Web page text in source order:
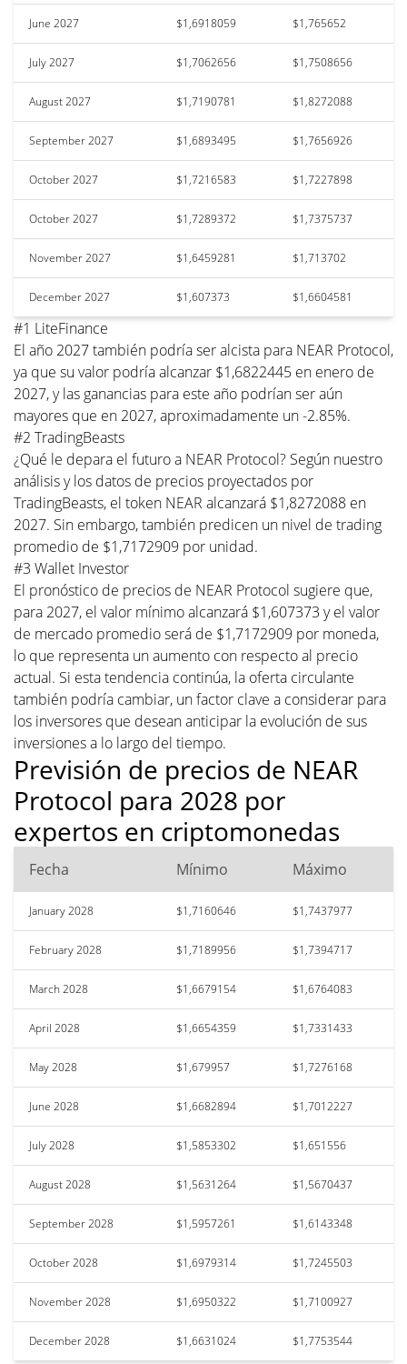
June 2027 $1,6918059 $1,765652
July 2027 $1,7062656 $1,7508656
August 2027 $1,7190781 $1,8272088
September 2027 $1,6893495 $1,7656926
October 2027 $1,7216583 $1,7227898
October 2027 $1,7289372 $1,7375737
November 2027 $1,6459281 $1,713702
December 2027 $1,607373 $1,6604581
#1 LiteFinance
El año 2027 también podría ser alcista para NEAR Protocol,
ya que su valor podría alcanzar $1,6822445 en enero de
2027, y las ganancias para este año podrían ser aún
mayores que en 2027, aproximadamente un -2.85%.
#2 TradingBeasts
¿Qué le depara el futuro a NEAR Protocol? Según nuestro
análisis y los datos de precios proyectados por
TradingBeasts, el token NEAR alcanzará $1,8272088 en
2027. Sin embargo, también predicen un nivel de trading
promedio de $1,7172909 por unidad.
#3 Wallet Investor
El pronóstico de precios de NEAR Protocol sugiere que,
para 2027, el valor mínimo alcanzará $1,607373 y el valor
de mercado promedio será de $1,7172909 por moneda,
lo que representa un aumento con respecto al precio
actual. Si esta tendencia continúa, la oferta circulante
también podría cambiar, un factor clave a considerar para
los inversores que desean anticipar la evolución de sus
inversiones a lo largo del tiempo.
Previsión de precios de NEAR
Protocol para 2028 por
expertos en criptomonedas
Fecha Mínimo Máximo
January 2028 $1,7160646 $1,7437977
February 2028 $1,7189956 $1,7394717
March 2028 $1,6679154 $1,6764083
April 2028 $1,6654359 $1,7331433
May 2028 $1,679957 $1,7276168
June 2028 $1,6682894 $1,7012227
July 2028 $1,5853302 $1,651556
August 2028 $1,5631264 $1,5670437
September 2028 $1,5957261 $1,6143348
October 2028 $1,6979314 $1,7245503
November 2028 $1,6950322 $1,7100927
December 2028 $1,6631024 $1,7753544